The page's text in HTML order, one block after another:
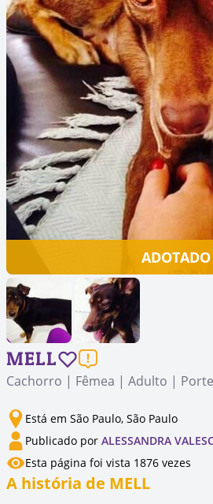
ADOTADO
MELL
Cachorro | Fêmea | Adulto |
Está em São Paulo, São Paulo
Publicado por ALESSANDRA
Esta página foi vista 1876 vezes
A história de MELL